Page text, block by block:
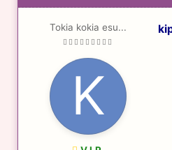
Tokia kokia esu...